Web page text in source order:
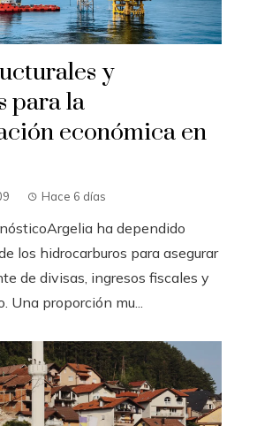
y
para la
económica en
Hace 6 días
ha dependido
los hidrocarburos para asegurar
de divisas, ingresos fiscales y
Una proporción mu...